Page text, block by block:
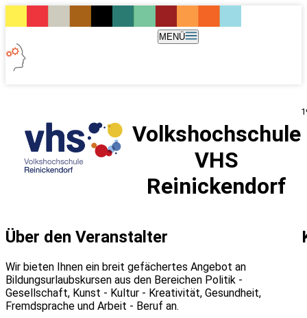
MENÜ
Volkshochschule
VHS
Reinickendorf
Über den Veranstalter
Wir bieten Ihnen ein breit gefächertes Angebot an
Bildungsurlaubskursen aus den Bereichen Politik -
Gesellschaft, Kunst - Kultur - Kreativität, Gesundheit,
Fremdsprache und Arbeit - Beruf an.